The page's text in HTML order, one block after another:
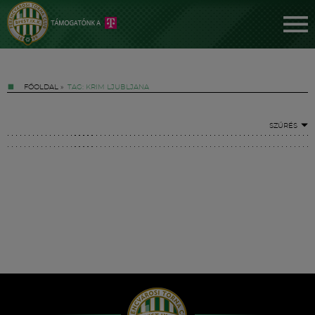
FŐOLDAL » TAG: KRIM LJUBLJANA
SZŰRÉS
Hírek